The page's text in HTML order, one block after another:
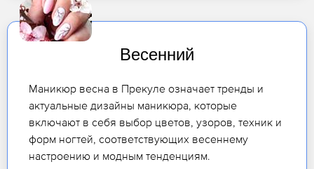
Весенний
Маникюр весна в Прекуле означает тренды и
актуальные дизайны маникюра, которые
включают в себя выбор цветов, узоров, техник и
форм ногтей, соответствующих весеннему
настроению и модным тенденциям.